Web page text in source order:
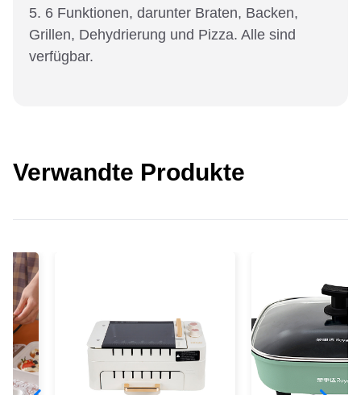
5. 6 Funktionen, darunter Braten, Backen,
Grillen, Dehydrierung und Pizza. Alle sind
verfügbar.
Verwandte Produkte